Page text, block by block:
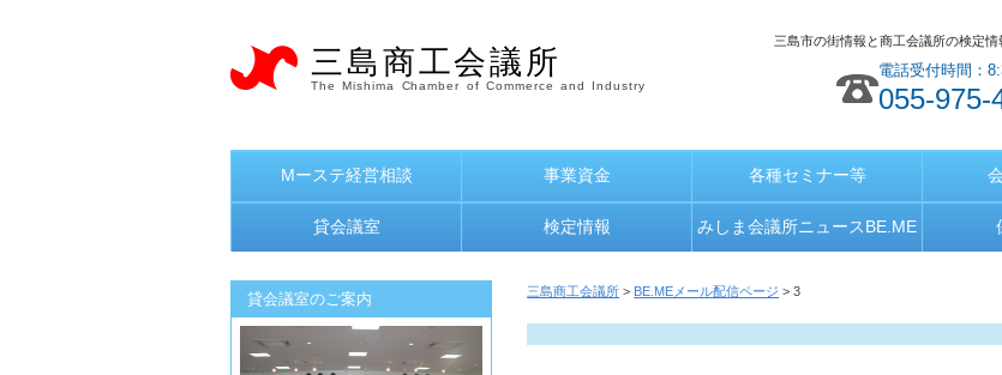
三島商工会議所
The Mishima Chamber of Commerce and Industry
三島市の街情報と商工会議所の検定
電話受付時間：
055-975-
Mーステ経営相談 事業資金 各種セミナー等
貸会議室 検定情報 みしま会議所ニュースBE.ME
三島商工会議所 > BE.MEメール配信ページ > 3
貸会議室のご案内